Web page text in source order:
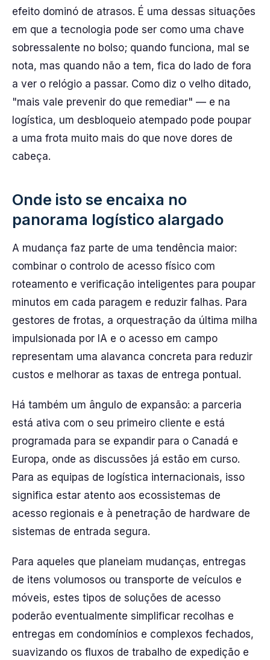
efeito dominó de atrasos. É uma dessas situações
em que a tecnologia pode ser como uma chave
sobressalente no bolso; quando funciona, mal se
nota, mas quando não a tem, fica do lado de fora
a ver o relógio a passar. Como diz o velho ditado,
"mais vale prevenir do que remediar" — e na
logística, um desbloqueio atempado pode poupar
a uma frota muito mais do que nove dores de
cabeça.
Onde isto se encaixa no
panorama logístico alargado
A mudança faz parte de uma tendência maior:
combinar o controlo de acesso físico com
roteamento e verificação inteligentes para poupar
minutos em cada paragem e reduzir falhas. Para
gestores de frotas, a orquestração da última milha
impulsionada por IA e o acesso em campo
representam uma alavanca concreta para reduzir
custos e melhorar as taxas de entrega pontual.
Há também um ângulo de expansão: a parceria
está ativa com o seu primeiro cliente e está
programada para se expandir para o Canadá e
Europa, onde as discussões já estão em curso.
Para as equipas de logística internacionais, isso
significa estar atento aos ecossistemas de
acesso regionais e à penetração de hardware de
sistemas de entrada segura.
Para aqueles que planeiam mudanças, entregas
de itens volumosos ou transporte de veículos e
móveis, estes tipos de soluções de acesso
poderão eventualmente simplificar recolhas e
entregas em condomínios e complexos fechados,
suavizando os fluxos de trabalho de expedição e